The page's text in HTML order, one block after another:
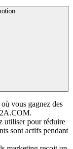
vous gagnez des
utiliser pour réduire
sont actifs pendant